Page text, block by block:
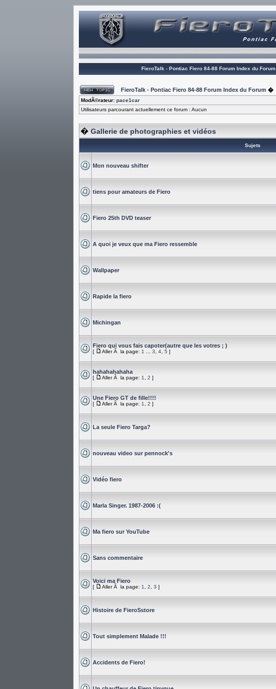
FieroTalk - Pontiac Fiero 84-88 Forum Index du Forum
FieroTalk - Pontiac Fiero 84-88 Forum Index du Forum �
ModÃ©rateur: pace1car
Utilisateurs parcourant actuellement ce forum : Aucun
� Gallerie de photographies et vidéos
Sujets
Mon nouveau shifter
tiens pour amateurs de Fiero
Fiero 25th DVD teaser
A quoi je veux que ma Fiero ressemble
Wallpaper
Rapide la fiero
Michingan
Fiero qui vous fais capoter(autre que les votres ; )
[ Aller Ã la page: 1 3 4, 5 ]
hahahahahaha
[ Aller Ã la page: 1 2 ]
Une Fiero GT de fille!!!!
[ Aller Ã la page: 1 2 ]
La seule Fiero Targa?
nouveau video sur pennock's
Vidéo fiero
Marla Singer. 1987-2006 :(
Ma fiero sur YouTube
Sans commentaire
Voici ma Fiero
[ Aller Ã la page: 1 2 3 ]
Histoire de FieroSstore
Tout simplement Malade !!!
Accidents de Fiero!